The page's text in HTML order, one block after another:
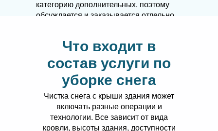
категорию дополнительных, поэтому
обсуждается и заказывается отдельно.
Что входит в
состав услуги по
уборке снега
Чистка снега с крыши здания может
включать разные операции и
технологии. Все зависит от вида
кровли, высоты здания, доступности